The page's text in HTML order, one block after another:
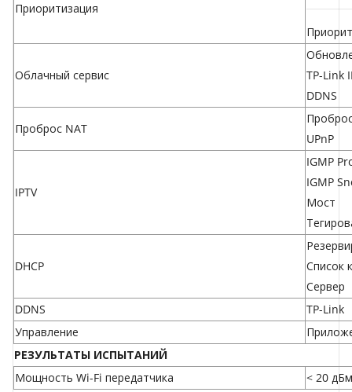
Приоритизация
Облачный сервис
TP-Link
DDNS
Проброс NAT
UPnP
IPTV
IGMP
IGMP
Мост
DHCP
Список
Сервер
DDNS
TP-Link
Управление
РЕЗУЛЬТАТЫ ИСПЫТАНИЙ
Мощность Wi-Fi передатчика
< 20